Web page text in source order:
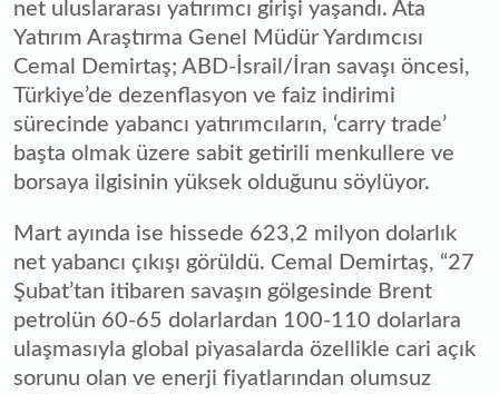
net uluslararası yatırımcı girişi yaşandı. Ata
Yatırım Araştırma Genel Müdür Yardımcısı
Cemal Demirtaş; ABD-İsrail/İran savaşı öncesi,
Türkiye’de dezenflasyon ve faiz indirimi
sürecinde yabancı yatırımcıların, ‘carry trade’
başta olmak üzere sabit getirili menkullere ve
borsaya ilgisinin yüksek olduğunu söylüyor.
Mart ayında ise hissede 623,2 milyon dolarlık
net yabancı çıkışı görüldü. Cemal Demirtaş, “27
Şubat’tan itibaren savaşın gölgesinde Brent
petrolün 60-65 dolarlardan 100-110 dolarlara
ulaşmasıyla global piyasalarda özellikle cari açık
sorunu olan ve enerji fiyatlarından olumsuz